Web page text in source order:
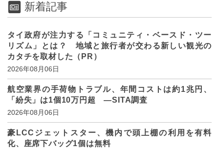
新着記事
タイ政府が注力する「コミュニティ・ベースド・ツー
リズム」とは？ 地域と旅行者が交わる新しい観光の
カタチを取材した（PR）
2026年08月06日
航空業界の手荷物トラブル、年間コストは約1兆円、
「紛失」は1個10万円超 ―SITA調査
2026年08月06日
豪LCCジェットスター、機内で頭上棚の利用を有料
化、座席下バッグ1個は無料